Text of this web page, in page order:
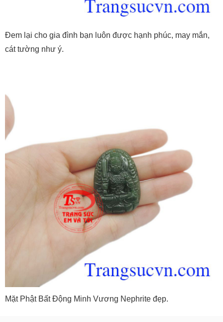
Đem lại cho gia đình bạn luôn được hạnh phúc, may mắn,
cát tường như ý.
Mặt Phật Bất Động Minh Vương Nephrite đẹp.